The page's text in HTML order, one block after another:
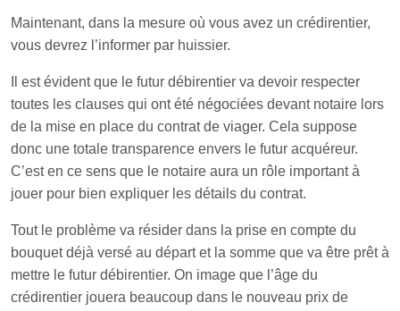
Maintenant, dans la mesure où vous avez un crédirentier,
vous devrez l’informer par huissier.
Il est évident que le futur débirentier va devoir respecter
toutes les clauses qui ont été négociées devant notaire lors
de la mise en place du contrat de viager. Cela suppose
donc une totale transparence envers le futur acquéreur.
C’est en ce sens que le notaire aura un rôle important à
jouer pour bien expliquer les détails du contrat.
Tout le problème va résider dans la prise en compte du
bouquet déjà versé au départ et la somme que va être prêt à
mettre le futur débirentier. On image que l’âge du
crédirentier jouera beaucoup dans le nouveau prix de